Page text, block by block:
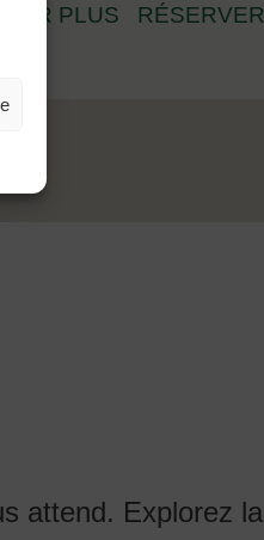
PLUS RÉSERVER
attend. Explorez la